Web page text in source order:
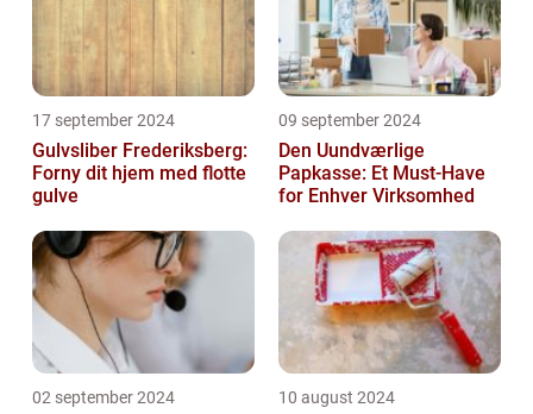
17 september 2024
Gulvsliber Frederiksberg:
Forny dit hjem med flotte
gulve
09 september 2024
Den Uundværlige
Papkasse: Et Must-Have
for Enhver Virksomhed
02 september 2024 10 august 2024